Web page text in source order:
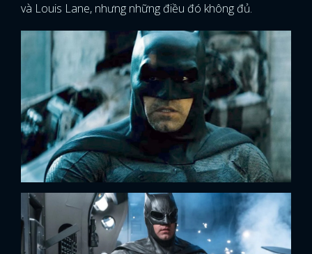
và Louis Lane, nhưng những điều đó không đủ.